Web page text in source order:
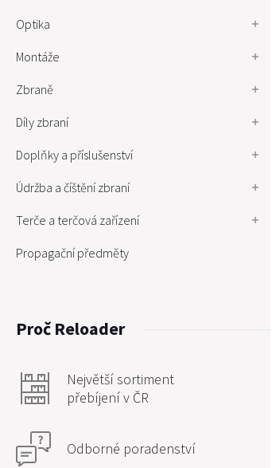
Optika
Montáže
Zbraně
Díly zbraní
Doplňky a příslušenství
Údržba a číštění zbraní
Terče a terčová zařízení
Propagační předměty
Proč Reloader
Největší sortiment
přebíjení v ČR
Odborné poradenství